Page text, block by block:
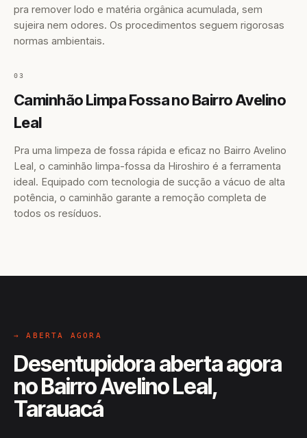
pra remover lodo e matéria orgânica acumulada, sem
sujeira nem odores. Os procedimentos seguem rigorosas
normas ambientais.
03
Caminhão Limpa Fossa no Bairro Avelino
Leal
Pra uma limpeza de fossa rápida e eficaz no Bairro Avelino
Leal, o caminhão limpa-fossa da Hiroshiro é a ferramenta
ideal. Equipado com tecnologia de sucção a vácuo de alta
potência, o caminhão garante a remoção completa de
todos os resíduos.
→ ABERTA AGORA
Desentupidora aberta agora
no Bairro Avelino Leal,
Tarauacá